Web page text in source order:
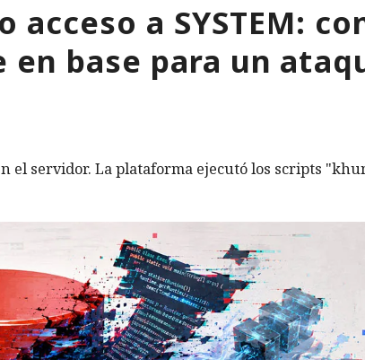
acceso a SYSTEM:
en base para un
servidor. La plataforma ejecutó los scripts